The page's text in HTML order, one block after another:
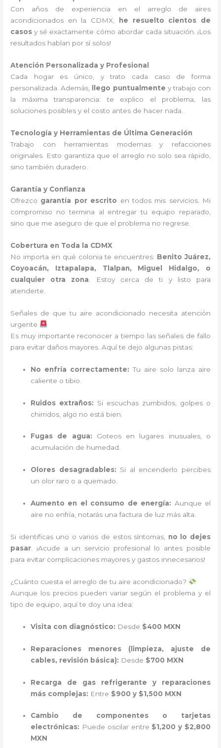
Con años de experiencia en el arreglo de aires
acondicionados en la CDMX,
he resuelto cientos de
casos y sé exactamente cómo abordar cada situación. ¡Los
resultados hablan por sí solos!
Atención Personalizada y Profesional
Cada hogar es único, y trato cada caso de forma
personalizada. Además,
llego puntualmente y trabajo con
la máxima transparencia: te explico el problema, las
soluciones posibles y el costo antes de hacer nada.
Tecnología y Herramientas de Última Generación
Trabajo con herramientas modernas y refacciones
originales. Esto garantiza que el arreglo no solo sea rápido,
sino también duradero.
Garantía y Confianza
Ofrezco garantía por escrito en todos mis servicios. Mi
compromiso no termina al entregar tu equipo reparado,
sino que me aseguro de que el problema no regrese.
Cobertura en Toda la CDMX
No importa en qué colonia te encuentres: Benito Juárez,
Coyoacán, Iztapalapa, Tlalpan, Miguel Hidalgo, o
cualquier otra zona . Estoy cerca de ti y listo para
atenderte.
Señales de que tu aire acondicionado necesita atención
urgente
Es muy importante reconocer a tiempo las señales de fallo
para evitar daños mayores. Aquí te dejo algunas pistas:
No enfría correctamente: Tu aire solo lanza aire
caliente o tibio.
Ruidos extraños: Si escuchas zumbidos, golpes o
chirridos, algo no está bien.
Fugas de agua: Goteos en lugares inusuales, o
acumulación de humedad.
Olores desagradables: Si al encenderlo percibes
un olor raro o a quemado.
Aumento en el consumo de energía: Aunque el
aire no enfría, notarás una factura de luz más alta.
Si identificas uno o varios de estos síntomas, no lo dejes
pasar . ¡Acude a un servicio profesional lo antes posible
para evitar complicaciones mayores y gastos innecesarios!
¿Cuánto cuesta el arreglo de tu aire acondicionado?
Aunque los precios pueden variar según el problema y el
tipo de equipo, aquí te doy una idea:
Visita con diagnóstico: Desde $400 MXN
Reparaciones menores (limpieza, ajuste de
cables, revisión básica): Desde $700 MXN
Recarga de gas refrigerante y reparaciones
más complejas: Entre $900 y $1,500 MXN
Cambio de componentes o tarjetas
electrónicas: Puede oscilar entre $1,200 y $2,800
MXN